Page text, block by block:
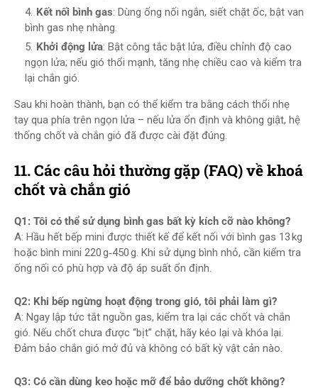
Kết nối bình gas: Dùng ống nối ngắn, siết chặt ốc, bật van
bình gas nhẹ nhàng.
Khởi động lửa: Bật công tắc bật lửa, điều chỉnh độ cao
ngọn lửa; nếu gió thổi mạnh, tăng nhẹ chiều cao và kiểm tra
lại chắn gió.
Sau khi hoàn thành, bạn có thể kiểm tra bằng cách thổi nhẹ
tay qua phía trên ngọn lửa – nếu lửa ổn định và không giật, hệ
thống chốt và chắn gió đã được cài đặt đúng.
11. Các câu hỏi thường gặp (FAQ) về khoá
chốt và chắn gió
Q1: Tôi có thể sử dụng bình gas bất kỳ kích cỡ nào không?
A: Hầu hết bếp mini được thiết kế để kết nối với bình gas 13 kg
hoặc bình mini 220 g‑450 g. Khi sử dụng bình nhỏ, cần kiểm tra
ống nối có phù hợp và độ áp suất ổn định.
Q2: Khi bếp ngừng hoạt động trong gió, tôi phải làm gì?
A: Ngay lập tức tắt nguồn gas, kiểm tra lại các chốt và chắn
gió. Nếu chốt chưa được “bịt” chặt, hãy kéo lại và khóa lại.
Đảm bảo chắn gió mở đủ và không có bất kỳ vật cản nào.
Q3: Có cần dùng keo hoặc mỡ để bảo dưỡng chốt không?